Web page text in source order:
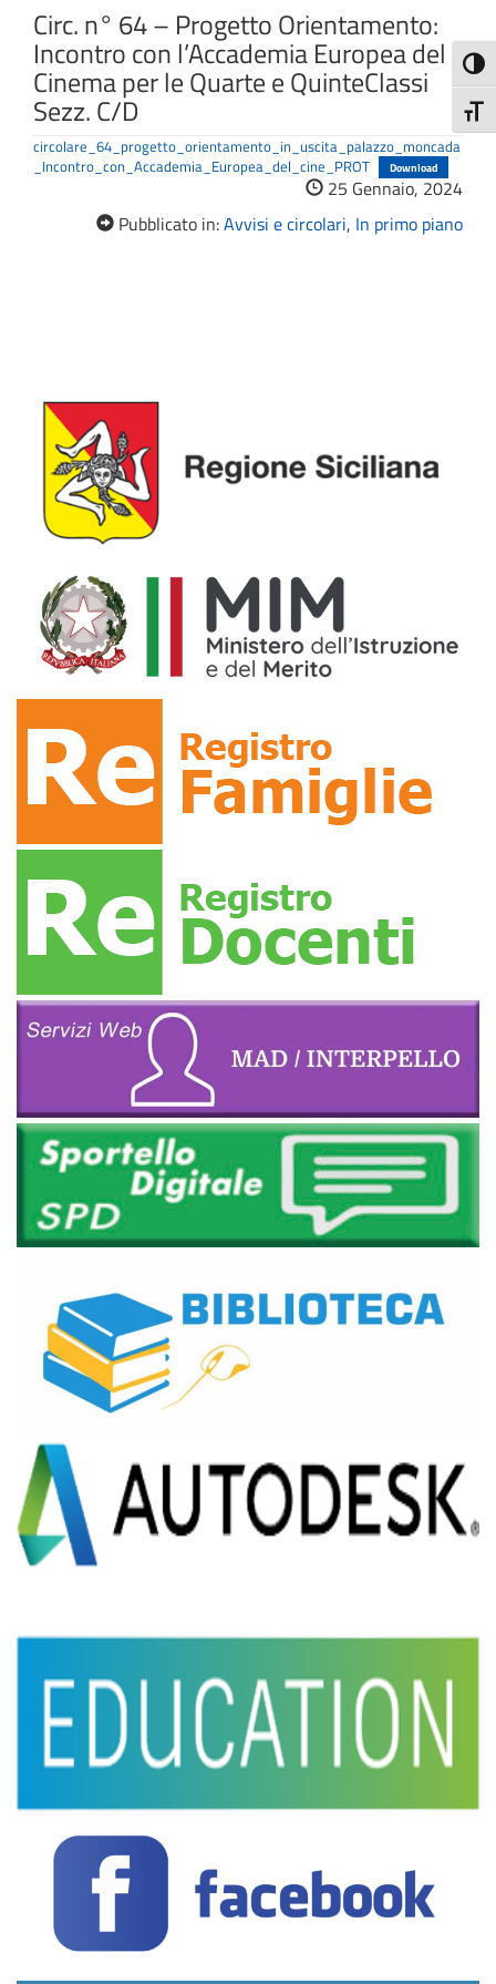
Circ. n° 64 – Progetto Orientamento:
Incontro con l’Accademia Europea del
Cinema per le Quarte e QuinteClassi
Sezz. C/D
circolare_64_progetto_orientamento_in_uscita_palazzo_moncada
_Incontro_con_Accademia_Europea_del_cine_PROT
Download
25 Gennaio, 2024
Pubblicato in:Avvisi e circolari, In primo piano